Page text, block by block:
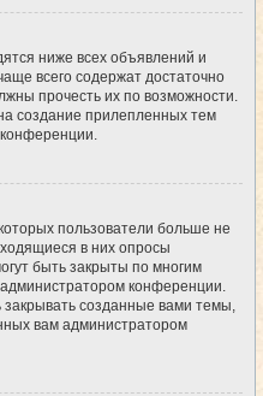
ниже всех объявлений и
всего содержат достаточно
прочесть их по возможности.
создание прилепленных тем
пользователи больше не
в них опросы
быть закрыты по многим
конференции.
созданные вами темы,
вам администратором